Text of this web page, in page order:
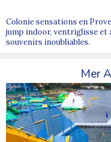
Colonie sensations en
jump indoor, ventriglisse et
souvenirs inoubliables.
Mer